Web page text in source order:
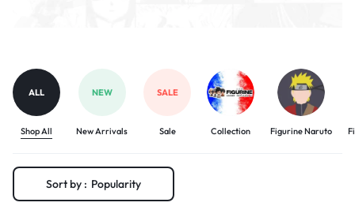
ALL
Shop All
NEW
New Arrivals
SALE
Sale Collection Figurine Naruto
Sort by : Popularity